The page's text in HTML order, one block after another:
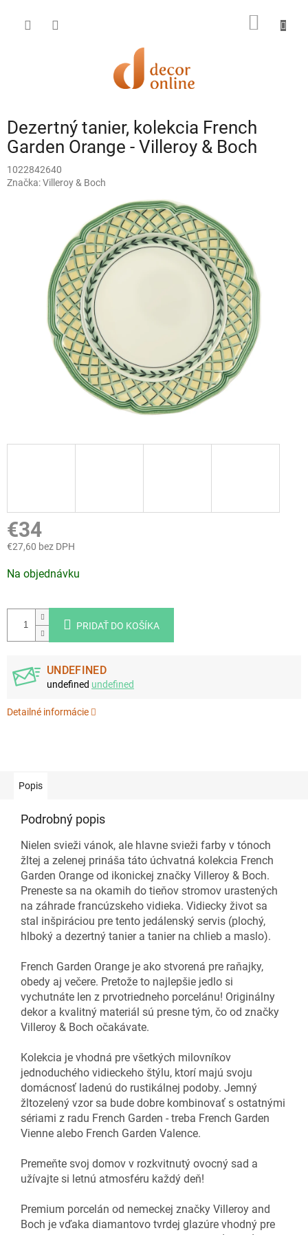
obsah
Dezertný tanier, kolekcia French
Garden Orange - Villeroy & Boch
1022842640
Značka:Villeroy & Boch
€34
€27,60 bez DPH
cena:
Na objednávku
PRIDAŤ DO KOŠÍKA
UNDEFINED
undefined undefined
Detailné informácie
Popis
Podrobný popis
Nielen svieži vánok, ale hlavne svieži farby v tónoch
žltej a zelenej prináša táto úchvatná kolekcia French
Garden Orange od ikonickej značky Villeroy & Boch.
Preneste sa na okamih do tieňov stromov urastených
na záhrade francúzskeho vidieka. Vidiecky život sa
stal inšpiráciou pre tento jedálenský servis (plochý,
hlboký a dezertný tanier a tanier na chlieb a maslo).
French Garden Orange je ako stvorená pre raňajky,
obedy aj večere. Pretože to najlepšie jedlo si
vychutnáte len z prvotriedneho porcelánu! Originálny
dekor a kvalitný materiál sú presne tým, čo od značky
Villeroy & Boch očakávate.
Kolekcia je vhodná pre všetkých milovníkov
jednoduchého vidieckeho štýlu, ktorí majú svoju
domácnosť ladenú do rustikálnej podoby. Jemný
žltozelený vzor sa bude dobre kombinovať s ostatnými
sériami z radu French Garden - treba French Garden
Vienne alebo French Garden Valence.
Premeňte svoj domov v rozkvitnutý ovocný sad a
užívajte si letnú atmosféru každý deň!
Premium porcelán od nemeckej značky Villeroy and
Boch je vďaka diamantovo tvrdej glazúre vhodný pre